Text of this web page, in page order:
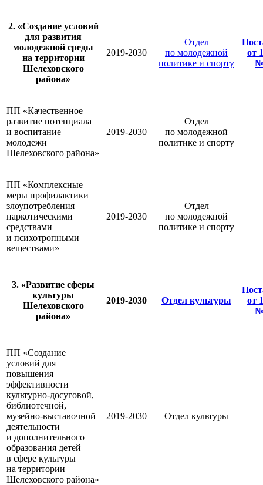
2. «Создание условий
для развития
молодежной среды
на территории
Шелеховского
района»
2019-2030
Отдел
по молодежной
политике и спорту
от
№
ПП «Качественное
развитие потенциала
и воспитание
молодежи
Шелеховского района»
2019-2030
Отдел
по молодежной
политике и спорту
ПП «Комплексные
меры профилактики
злоупотребления
наркотическими
средствами
и психотропными
веществами»
2019-2030
Отдел
по молодежной
политике и спорту
3. «Развитие сферы
культуры
Шелеховского
района»
2019-2030 Отдел культуры
от
№
ПП «Создание
условий для
повышения
эффективности
культурно-досуговой,
библиотечной,
музейно-выставочной
деятельности
и дополнительного
образования детей
в сфере культуры
на территории
Шелеховского района»
2019-2030 Отдел культуры